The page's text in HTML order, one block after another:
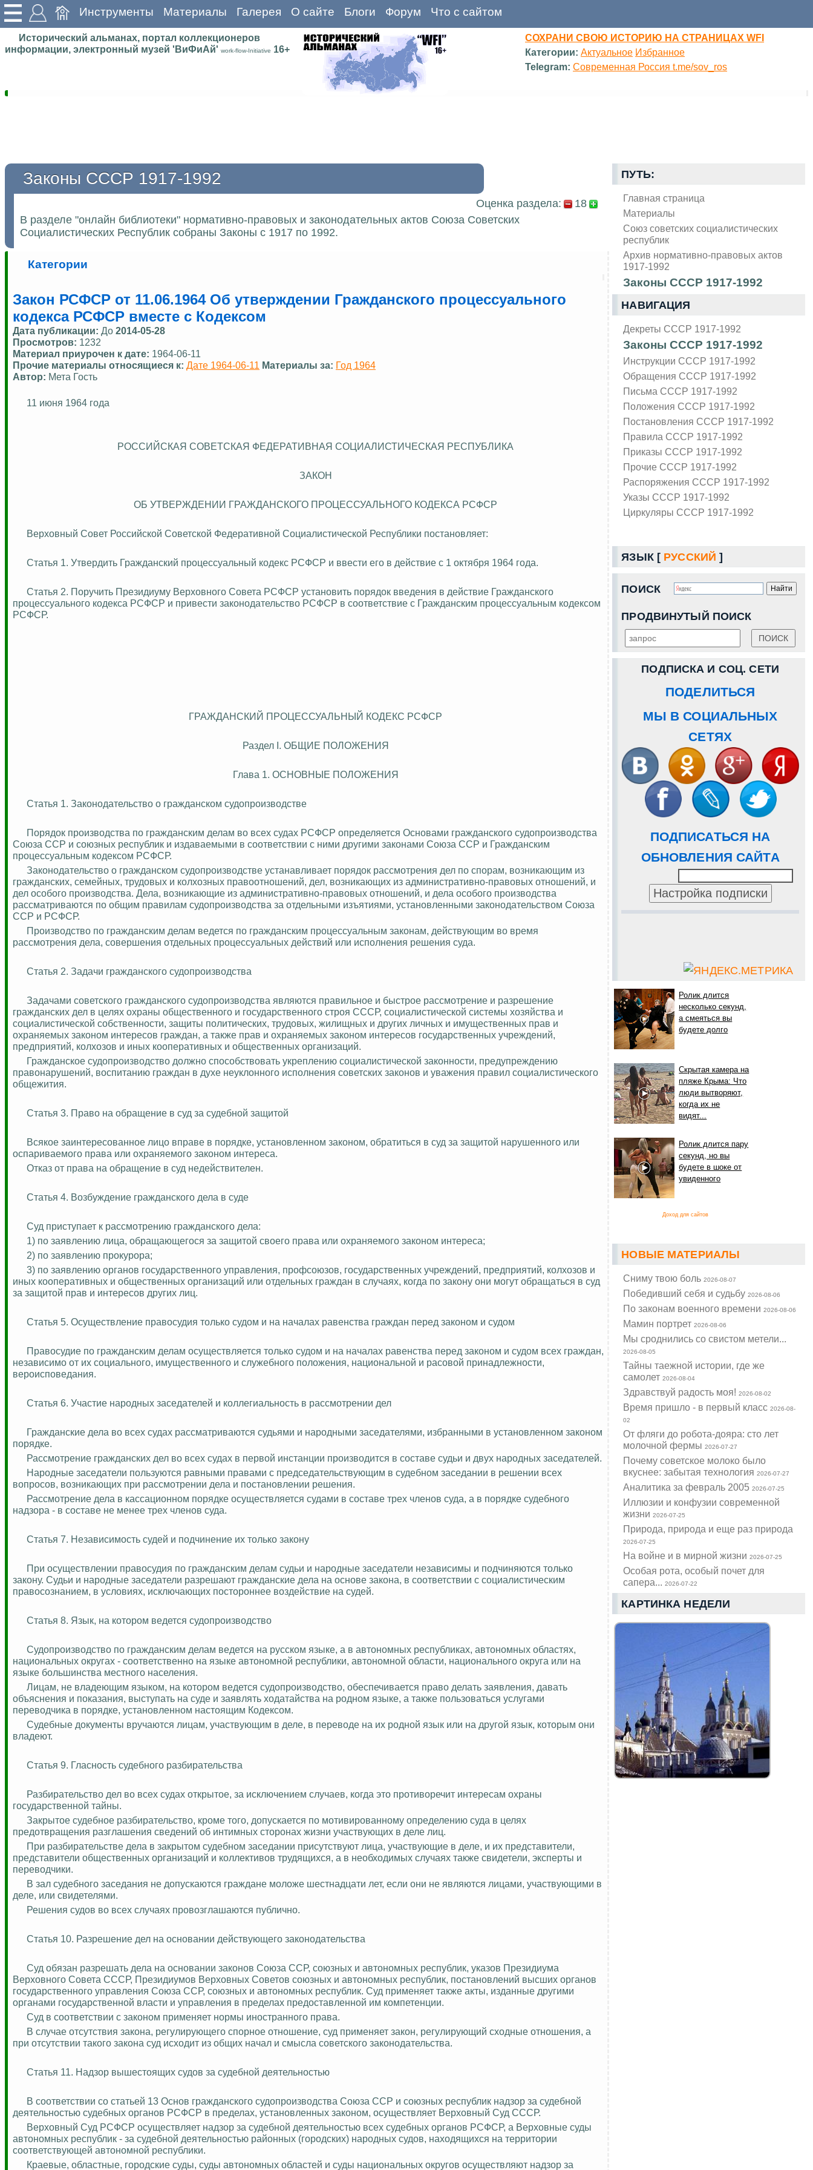
Инструменты Материалы Галерея О сайте Блоги Форум Что с сайтом
Исторический альманах, портал коллекционеров
информации, электронный музей 'ВиФиАй' work-flow-Initiative 16+
СОХРАНИ СВОЮ ИСТОРИЮ НА СТРАНИЦАХ WFI
Категории: Актуальное Избранное
Telegram: Современная Россия t.me/sov_ros
ПУТЬ:
Главная страница
Материалы
Союз советских социалистических
республик
Архив нормативно-правовых актов
1917-1992
Законы СССР 1917-1992
НАВИГАЦИЯ
Декреты СССР 1917-1992
Законы СССР 1917-1992
Инструкции СССР 1917-1992
Обращения СССР 1917-1992
Письма СССР 1917-1992
Положения СССР 1917-1992
Постановления СССР 1917-1992
Правила СССР 1917-1992
Приказы СССР 1917-1992
Прочие СССР 1917-1992
Распоряжения СССР 1917-1992
Указы СССР 1917-1992
Циркуляры СССР 1917-1992
ЯЗЫК [ РУССКИЙ ]
ПОИСК
ПРОДВИНУТЫЙ ПОИСК
ПОДПИСКА И СОЦ. СЕТИ
ПОДЕЛИТЬСЯ
МЫ В СОЦИАЛЬНЫХ
СЕТЯХ
ПОДПИСАТЬСЯ НА
ОБНОВЛЕНИЯ САЙТА
Ролик длится
несколько секунд,
а смеяться вы
будете долго
Скрытая камера на
пляже Крыма: Что
люди вытворяют,
когда их не
видят...
Ролик длится пару
секунд, но вы
будете в шоке от
увиденного
Доход для сайтов
НОВЫЕ МАТЕРИАЛЫ
Cниму твою боль2026-08-07
Победивший себя и судьбу2026-08-06
По законам военного времени2026-08-06
Мамин портрет2026-08-06
Мы сроднились со свистом метели...
2026-08-05
Тайны таежной истории, где же
самолет2026-08-04
Здравствуй радость моя!2026-08-02
Время пришло - в первый класс2026-08-
02
От фляги до робота-дояра: сто лет
молочной фермы2026-07-27
Почему советское молоко было
вкуснее: забытая технология2026-07-27
Аналитика за февраль 20052026-07-25
Иллюзии и конфузии современной
жизни2026-07-25
Природа, природа и еще раз природа
2026-07-25
На войне и в мирной жизни2026-07-25
Особая рота, особый почет для
сапера...2026-07-22
КАРТИНКА НЕДЕЛИ
Законы СССР 1917-1992
Оценка раздела:
18
В разделе "онлайн библиотеки" нормативно-правовых и законодательных актов Союза Советских
Социалистических Республик собраны Законы с 1917 по 1992.
Категории
Закон РСФСР от 11.06.1964 Об утверждении Гражданского процессуального
кодекса РСФСР вместе с Кодексом
Дата публикации: До 2014-05-28
Просмотров: 1232
Материал приурочен к дате: 1964-06-11
Прочие материалы относящиеся к: Дате 1964-06-11 Материалы за: Год 1964
Автор: Мета Гость
11 июня 1964 года
РОССИЙСКАЯ СОВЕТСКАЯ ФЕДЕРАТИВНАЯ СОЦИАЛИСТИЧЕСКАЯ РЕСПУБЛИКА
ЗАКОН
ОБ УТВЕРЖДЕНИИ ГРАЖДАНСКОГО ПРОЦЕССУАЛЬНОГО КОДЕКСА РСФСР
Верховный Совет Российской Советской Федеративной Социалистической Республики постановляет:
Статья 1. Утвердить Гражданский процессуальный кодекс РСФСР и ввести его в действие с 1 октября 1964 года.
Статья 2. Поручить Президиуму Верховного Совета РСФСР установить порядок введения в действие Гражданского
процессуального кодекса РСФСР и привести законодательство РСФСР в соответствие с Гражданским процессуальным кодексом
РСФСР.
ГРАЖДАНСКИЙ ПРОЦЕССУАЛЬНЫЙ КОДЕКС РСФСР
Раздел I. ОБЩИЕ ПОЛОЖЕНИЯ
Глава 1. ОСНОВНЫЕ ПОЛОЖЕНИЯ
Статья 1. Законодательство о гражданском судопроизводстве
Порядок производства по гражданским делам во всех судах РСФСР определяется Основами гражданского судопроизводства
Союза ССР и союзных республик и издаваемыми в соответствии с ними другими законами Союза ССР и Гражданским
процессуальным кодексом РСФСР.
Законодательство о гражданском судопроизводстве устанавливает порядок рассмотрения дел по спорам, возникающим из
гражданских, семейных, трудовых и колхозных правоотношений, дел, возникающих из административно-правовых отношений, и
дел особого производства. Дела, возникающие из административно-правовых отношений, и дела особого производства
рассматриваются по общим правилам судопроизводства за отдельными изъятиями, установленными законодательством Союза
ССР и РСФСР.
Производство по гражданским делам ведется по гражданским процессуальным законам, действующим во время
рассмотрения дела, совершения отдельных процессуальных действий или исполнения решения суда.
Статья 2. Задачи гражданского судопроизводства
Задачами советского гражданского судопроизводства являются правильное и быстрое рассмотрение и разрешение
гражданских дел в целях охраны общественного и государственного строя СССР, социалистической системы хозяйства и
социалистической собственности, защиты политических, трудовых, жилищных и других личных и имущественных прав и
охраняемых законом интересов граждан, а также прав и охраняемых законом интересов государственных учреждений,
предприятий, колхозов и иных кооперативных и общественных организаций.
Гражданское судопроизводство должно способствовать укреплению социалистической законности, предупреждению
правонарушений, воспитанию граждан в духе неуклонного исполнения советских законов и уважения правил социалистического
общежития.
Статья 3. Право на обращение в суд за судебной защитой
Всякое заинтересованное лицо вправе в порядке, установленном законом, обратиться в суд за защитой нарушенного или
оспариваемого права или охраняемого законом интереса.
Отказ от права на обращение в суд недействителен.
Статья 4. Возбуждение гражданского дела в суде
Суд приступает к рассмотрению гражданского дела:
1) по заявлению лица, обращающегося за защитой своего права или охраняемого законом интереса;
2) по заявлению прокурора;
3) по заявлению органов государственного управления, профсоюзов, государственных учреждений, предприятий, колхозов и
иных кооперативных и общественных организаций или отдельных граждан в случаях, когда по закону они могут обращаться в суд
за защитой прав и интересов других лиц.
Статья 5. Осуществление правосудия только судом и на началах равенства граждан перед законом и судом
Правосудие по гражданским делам осуществляется только судом и на началах равенства перед законом и судом всех граждан,
независимо от их социального, имущественного и служебного положения, национальной и расовой принадлежности,
вероисповедания.
Статья 6. Участие народных заседателей и коллегиальность в рассмотрении дел
Гражданские дела во всех судах рассматриваются судьями и народными заседателями, избранными в установленном законом
порядке.
Рассмотрение гражданских дел во всех судах в первой инстанции производится в составе судьи и двух народных заседателей.
Народные заседатели пользуются равными правами с председательствующим в судебном заседании в решении всех
вопросов, возникающих при рассмотрении дела и постановлении решения.
Рассмотрение дела в кассационном порядке осуществляется судами в составе трех членов суда, а в порядке судебного
надзора - в составе не менее трех членов суда.
Статья 7. Независимость судей и подчинение их только закону
При осуществлении правосудия по гражданским делам судьи и народные заседатели независимы и подчиняются только
закону. Судьи и народные заседатели разрешают гражданские дела на основе закона, в соответствии с социалистическим
правосознанием, в условиях, исключающих постороннее воздействие на судей.
Статья 8. Язык, на котором ведется судопроизводство
Судопроизводство по гражданским делам ведется на русском языке, а в автономных республиках, автономных областях,
национальных округах - соответственно на языке автономной республики, автономной области, национального округа или на
языке большинства местного населения.
Лицам, не владеющим языком, на котором ведется судопроизводство, обеспечивается право делать заявления, давать
объяснения и показания, выступать на суде и заявлять ходатайства на родном языке, а также пользоваться услугами
переводчика в порядке, установленном настоящим Кодексом.
Судебные документы вручаются лицам, участвующим в деле, в переводе на их родной язык или на другой язык, которым они
владеют.
Статья 9. Гласность судебного разбирательства
Разбирательство дел во всех судах открытое, за исключением случаев, когда это противоречит интересам охраны
государственной тайны.
Закрытое судебное разбирательство, кроме того, допускается по мотивированному определению суда в целях
предотвращения разглашения сведений об интимных сторонах жизни участвующих в деле лиц.
При разбирательстве дела в закрытом судебном заседании присутствуют лица, участвующие в деле, и их представители,
представители общественных организаций и коллективов трудящихся, а в необходимых случаях также свидетели, эксперты и
переводчики.
В зал судебного заседания не допускаются граждане моложе шестнадцати лет, если они не являются лицами, участвующими в
деле, или свидетелями.
Решения судов во всех случаях провозглашаются публично.
Статья 10. Разрешение дел на основании действующего законодательства
Суд обязан разрешать дела на основании законов Союза ССР, союзных и автономных республик, указов Президиума
Верховного Совета СССР, Президиумов Верховных Советов союзных и автономных республик, постановлений высших органов
государственного управления Союза ССР, союзных и автономных республик. Суд применяет также акты, изданные другими
органами государственной власти и управления в пределах предоставленной им компетенции.
Суд в соответствии с законом применяет нормы иностранного права.
В случае отсутствия закона, регулирующего спорное отношение, суд применяет закон, регулирующий сходные отношения, а
при отсутствии такого закона суд исходит из общих начал и смысла советского законодательства.
Статья 11. Надзор вышестоящих судов за судебной деятельностью
В соответствии со статьей 13 Основ гражданского судопроизводства Союза ССР и союзных республик надзор за судебной
деятельностью судебных органов РСФСР в пределах, установленных законом, осуществляет Верховный Суд СССР.
Верховный Суд РСФСР осуществляет надзор за судебной деятельностью всех судебных органов РСФСР, а Верховные суды
автономных республик - за судебной деятельностью районных (городских) народных судов, находящихся на территории
соответствующей автономной республики.
Краевые, областные, городские суды, суды автономных областей и суды национальных округов осуществляют надзор за